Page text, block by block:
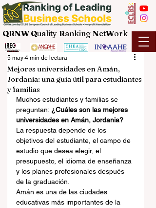
QRNW Quality Ranking NetWork
Mejores universidades en Amán,
Jordania: una guía útil para estudiantes
y familias
5 may 4 min de lectura
Muchos estudiantes y familias se
preguntan: ¿Cuáles son las mejores
universidades en Amán, Jordania?
La respuesta depende de los
objetivos del estudiante, el campo de
estudio que desea elegir, el
presupuesto, el idioma de enseñanza
y los planes profesionales después
de la graduación.
Amán es una de las ciudades
educativas más importantes de la